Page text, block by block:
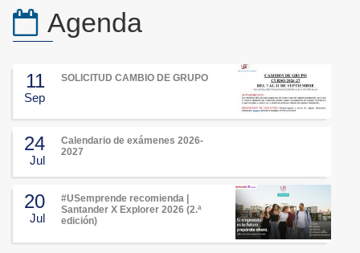
Agenda
11
Sep
SOLICITUD CAMBIO DE GRUPO
24
Jul
Calendario de exámenes 2026-
2027
20
Jul
#USemprende recomienda |
Santander X Explorer 2026 (2.ª
edición)